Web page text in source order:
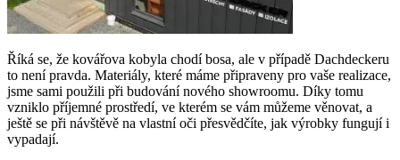
Říká se, že kovářova kobyla chodí bosa, ale v případě Dachdeckeru
to není pravda. Materiály, které máme připraveny pro vaše realizace,
jsme sami použili při budování nového showroomu. Díky tomu
vzniklo příjemné prostředí, ve kterém se vám můžeme věnovat, a
ještě se při návštěvě na vlastní oči přesvědčíte, jak výrobky fungují i
vypadají.